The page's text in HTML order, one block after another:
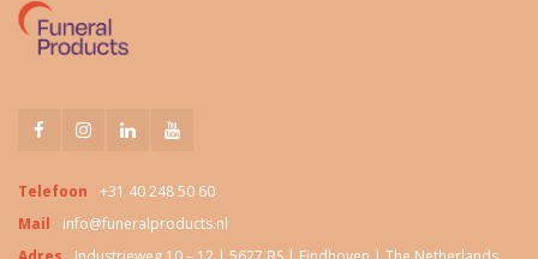
Telefoon
+31 40 248 50 60
Mail
info@funeralproducts.nl